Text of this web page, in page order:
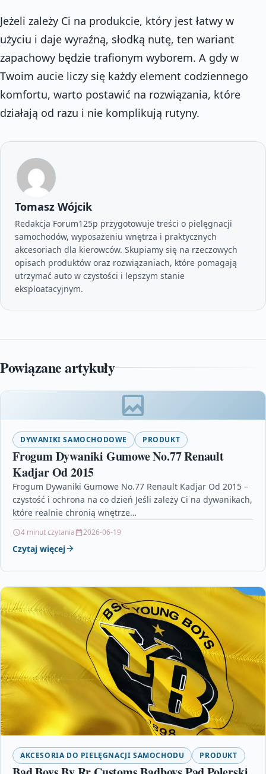
Jeżeli zależy Ci na produkcie, który jest łatwy w
użyciu i daje wyraźną, słodką nutę, ten wariant
zapachowy będzie trafionym wyborem. A gdy w
Twoim aucie liczy się każdy element codziennego
komfortu, warto postawić na rozwiązania, które
działają od razu i nie komplikują rutyny.
Tomasz Wójcik
Redakcja Forum125p przygotowuje treści o pielęgnacji
samochodów, wyposażeniu wnętrza i praktycznych
akcesoriach dla kierowców. Skupiamy się na rzeczowych
opisach produktów oraz rozwiązaniach, które pomagają
utrzymać auto w czystości i lepszym stanie
eksploatacyjnym.
Powiązane artykuły
DYWANIKI SAMOCHODOWE PRODUKT
Frogum Dywaniki Gumowe No.77 Renault
Kadjar Od 2015
Frogum Dywaniki Gumowe No.77 Renault Kadjar Od 2015 –
czystość i ochrona na co dzień Jeśli zależy Ci na dywanikach,
które realnie chronią wnętrze…
4 minut czytania 2026-06-19
Czytaj więcej
AKCESORIA DO PIELĘGNACJI SAMOCHODU PRODUKT